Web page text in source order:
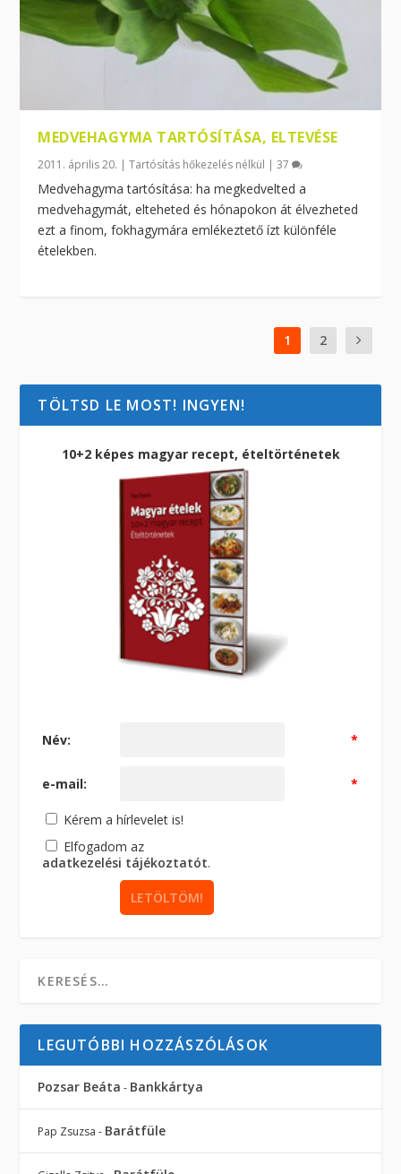
MEDVEHAGYMA TARTÓSÍTÁSA, ELTEVÉSE
2011. április 20. |Tartósítás hőkezelés nélkül |37
Medvehagyma tartósítása: ha megkedvelted a
medvehagymát, elteheted és hónapokon át élvezheted
ezt a finom, fokhagymára emlékeztető ízt különféle
ételekben.
1 2
TÖLTSD LE MOST! INGYEN!
10+2 képes magyar recept, ételtörténetek
Név: *
e-mail: *
Kérem a hírlevelet is!
Elfogadom az
adatkezelési tájékoztatót.
LEGUTÓBBI HOZZÁSZÓLÁSOK
Pozsar Beáta - Bankkártya
Pap Zsuzsa - Barátfüle